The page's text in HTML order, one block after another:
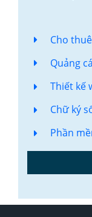
Cho
Quảng
Thiết kế
Chữ ký
Phần